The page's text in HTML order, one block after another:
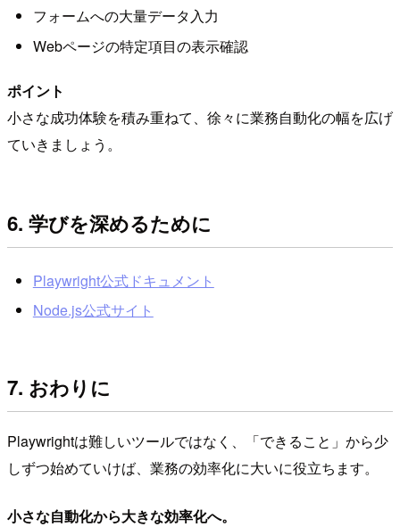
フォームへの大量データ入力
Webページの特定項目の表示確認
ポイント
小さな成功体験を積み重ねて、徐々に業務自動化の幅を広げ
ていきましょう。
6. 学びを深めるために
Playwright公式ドキュメント
Node.js公式サイト
7. おわりに
Playwrightは難しいツールではなく、「できること」から少
しずつ始めていけば、業務の効率化に大いに役立ちます。
小さな自動化から大きな効率化へ。